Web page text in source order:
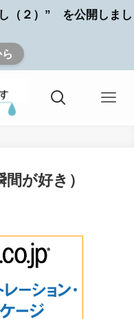
（２）” を公開しまし
が好き）